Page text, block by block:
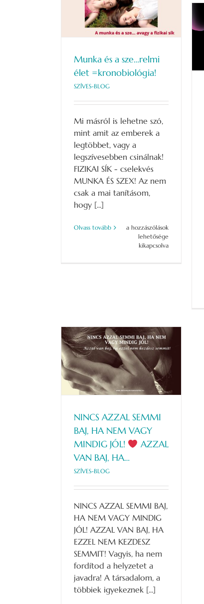
Munka és a sze…relmi
élet =kronobiológia!
SZÍVES-BLOG
Mi másról is lehetne szó,
mint amit az emberek a
legtöbbet, vagy a
legszívesebben csinálnak!
FIZIKAI SÍK - cselekvés
MUNKA ÉS SZEX! Az nem
csak a mai tanításom,
hogy [...]
Olvass tovább
Munka
a hozzászólások
lehetősége
kikapcsolva
Black Friday – fantasztikus
SZÍVES-BLOG
NINCS AZZAL SEMMI
BAJ, HA NEM VAGY
MINDIG JÓL!
AZZAL
VAN BAJ, HA…
SZÍVES-BLOG
NINCS AZZAL SEMMI BAJ,
HA NEM VAGY MINDIG
JÓL! AZZAL VAN BAJ, HA
EZZEL NEM KEZDESZ
SEMMIT! Vagyis, ha nem
fordítod a helyzetet a
javadra! A társadalom, a
többiek igyekeznek [...]